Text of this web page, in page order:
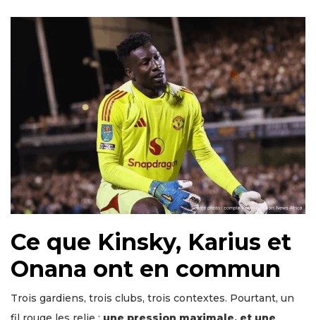
Ce que Kinsky, Karius et
Onana ont en commun
Trois gardiens, trois clubs, trois contextes. Pourtant, un